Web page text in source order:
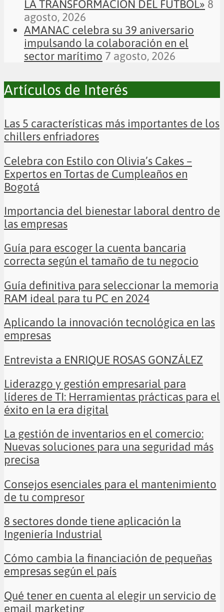
LA TRANSFORMACIÓN DEL FÚTBOL» 8
agosto, 2026
AMANAC celebra su 39 aniversario
impulsando la colaboración en el
sector marítimo 7 agosto, 2026
Artículos de Interés
Las 5 características más importantes de los
chillers enfriadores
Celebra con Estilo con Olivia’s Cakes –
Expertos en Tortas de Cumpleaños en
Bogotá
Importancia del bienestar laboral dentro de
las empresas
Guía para escoger la cuenta bancaria
correcta según el tamaño de tu negocio
Guía definitiva para seleccionar la memoria
RAM ideal para tu PC en 2024
Aplicando la innovación tecnológica en las
empresas
Entrevista a ENRIQUE ROSAS GONZÁLEZ
Liderazgo y gestión empresarial para
líderes de TI: Herramientas prácticas para el
éxito en la era digital
La gestión de inventarios en el comercio:
Nuevas soluciones para una seguridad más
precisa
Consejos esenciales para el mantenimiento
de tu compresor
8 sectores donde tiene aplicación la
Ingeniería Industrial
Cómo cambia la financiación de pequeñas
empresas según el país
Qué tener en cuenta al elegir un servicio de
email marketing